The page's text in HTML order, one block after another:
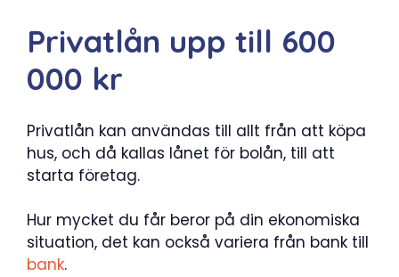
Privatlån upp till 600
000 kr
Privatlån kan användas till allt från att köpa
hus, och då kallas lånet för bolån, till att
starta företag.
Hur mycket du får beror på din ekonomiska
situation, det kan också variera från bank till
bank.